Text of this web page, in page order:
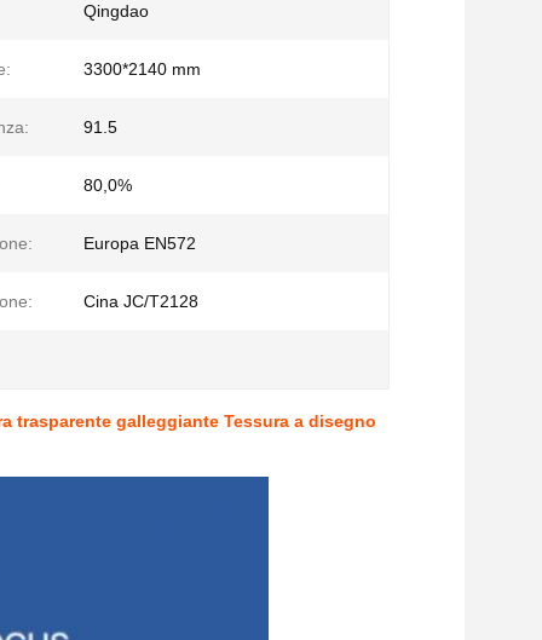
Qingdao
3300*2140 mm
91.5
80,0%
Europa EN572
Cina JC/T2128
trasparente galleggiante Tessura a disegno